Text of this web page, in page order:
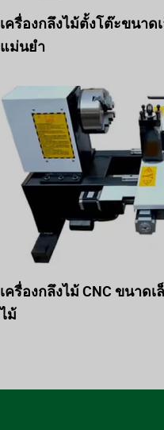
เครื่องกลึงไม้ตั้งโต๊ะขนา
แม่นยำ
เครื่องกลึงไม้ CNC ขนาด
ไม้